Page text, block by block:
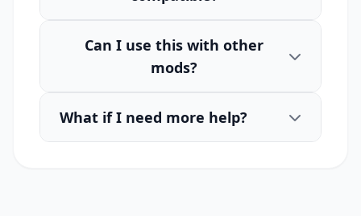
Can I use this with other
mods?
What if I need more help?